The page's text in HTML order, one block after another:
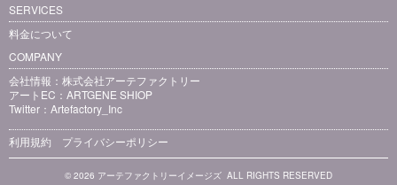
SERVICES
料金について
COMPANY
会社情報： 株式会社アーテファクトリー
アートEC： ARTGENE SHIOP
Twitter： Artefactory_Inc
利用規約 プライバシーポリシー
© 2026 アーテファクトリーイメージズ ALL RIGHTS RESERVED